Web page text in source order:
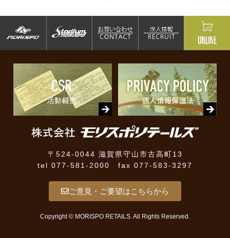
〒524-0044 滋賀県守山市古高町13
tel 077-581-2000 fax 077-583-3297
ご意見・ご要望はこちらから
Copyright © MORISPO RETAILS. All Rights Reserved.